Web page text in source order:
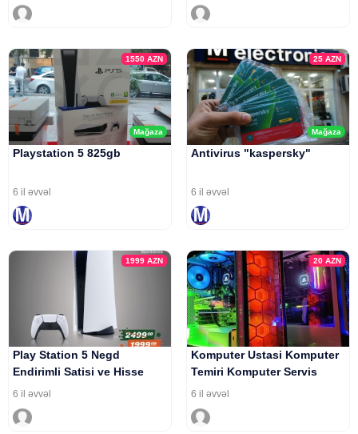
Mağaza
1550AZN
Playstation 5 825gb
6 il əvvəl
Mağaza
25 AZN
Antivirus "kaspersky"
6 il əvvəl
1999AZN
Play Station 5 Negd
Endirimli Satisi ve Hisse
Hisse Odenisle Arayissiz
6 il əvvəl
20 AZN
Komputer Ustasi Komputer
Temiri Komputer Servis
6 il əvvəl